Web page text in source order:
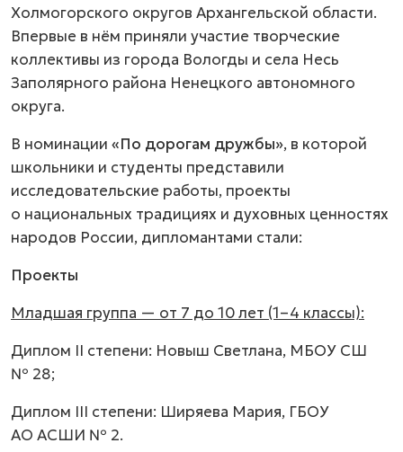
Холмогорского округов Архангельской области.
Впервые в нём приняли участие творческие
коллективы из города Вологды и села Несь
Заполярного района Ненецкого автономного
округа.
В номинации «По дорогам дружбы», в которой
школьники и студенты представили
исследовательские работы, проекты
о национальных традициях и духовных ценностях
народов России, дипломантами стали:
Проекты
Младшая группа — от 7 до 10 лет (1–4 классы):
Диплом II степени: Новыш Светлана, МБОУ СШ
№ 28;
Диплом III степени: Ширяева Мария, ГБОУ
АО АСШИ № 2.